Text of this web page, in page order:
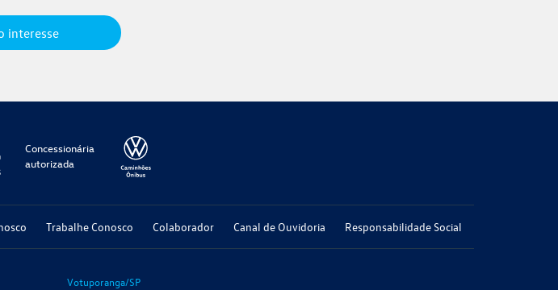
interesse
Concessionária
autorizada
Trabalhe Conosco Colaborador Canal de Ouvidoria Responsabilidade Social
Votuporanga/SP